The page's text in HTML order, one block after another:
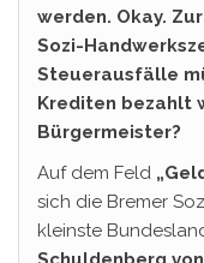
werden. Okay.
Sozi-
Steuerausfälle
Krediten bezahlt
Bürgermeister?
Auf dem Feld
sich die Bremer
kleinste